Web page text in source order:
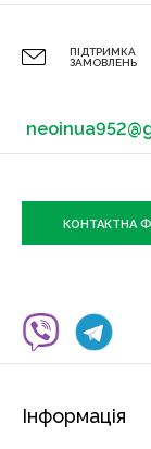
ПІДТРИМКА
ЗАМОВЛЕНЬ
КОНТАКТНА
Інформація